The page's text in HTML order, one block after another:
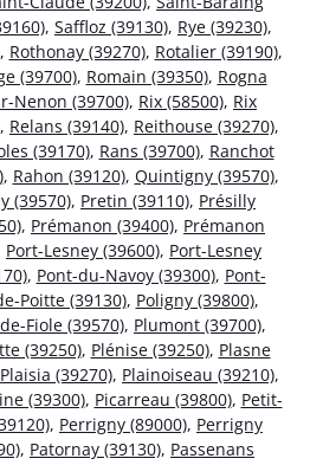
, Saffloz (39130), Rye (39230),
, Rothonay (39270), Rotalier (39190),
(39700), Romain (39350), Rogna
Nenon (39700), Rix (58500), Rix
, Relans (39140), Reithouse (39270),
(39170), Rans (39700), Ranchot
, Rahon (39120), Quintigny (39570),
(39570), Pretin (39110), Présilly
, Prémanon (39400), Prémanon
Port-Lesney (39600), Port-Lesney
, Pont-du-Navoy (39300), Pont-
Poitte (39130), Poligny (39800),
Fiole (39570), Plumont (39700),
(39250), Plénise (39250), Plasne
Plaisia (39270), Plainoiseau (39210),
(39300), Picarreau (39800), Petit-
, Perrigny (89000), Perrigny
, Patornay (39130), Passenans